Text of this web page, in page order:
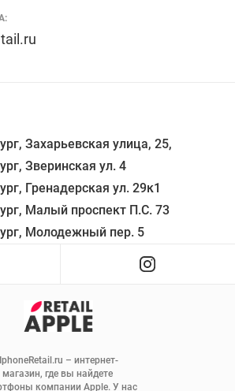
IphoneRetail.ru – интернет-
магазин, где вы найдете
компании Apple. У нас
Захарьевская улица, 25,
Зверинская ул. 4
Гренадерская ул. 29к1
Малый проспект П.С. 73